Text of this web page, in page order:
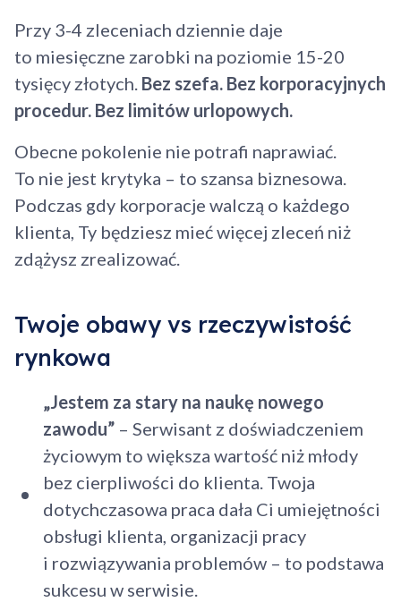
Przy 3-4 zleceniach dziennie daje
to miesięczne zarobki na poziomie 15-20
tysięcy złotych. Bez szefa. Bez korporacyjnych
procedur. Bez limitów urlopowych.
Obecne pokolenie nie potrafi naprawiać.
To nie jest krytyka – to szansa biznesowa.
Podczas gdy korporacje walczą o każdego
klienta, Ty będziesz mieć więcej zleceń niż
zdążysz zrealizować.
Twoje obawy vs rzeczywistość
rynkowa
„Jestem za stary na naukę nowego
zawodu” – Serwisant z doświadczeniem
życiowym to większa wartość niż młody
bez cierpliwości do klienta. Twoja
dotychczasowa praca dała Ci umiejętności
obsługi klienta, organizacji pracy
i rozwiązywania problemów – to podstawa
sukcesu w serwisie.